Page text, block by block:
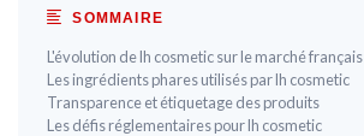
SOMMAIRE
L'évolution de lh cosmetic sur le marché français
Les ingrédients phares utilisés par lh cosmetic
Transparence et étiquetage des produits
Les défis réglementaires pour lh cosmetic